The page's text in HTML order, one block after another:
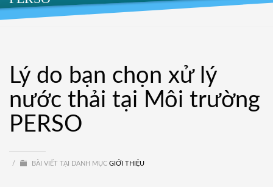
Lý do bạn chọn xử lý
nước thải tại Môi trường
PERSO
/ BÀI VIẾT TẠI DANH MỤC GIỚI THIỆU